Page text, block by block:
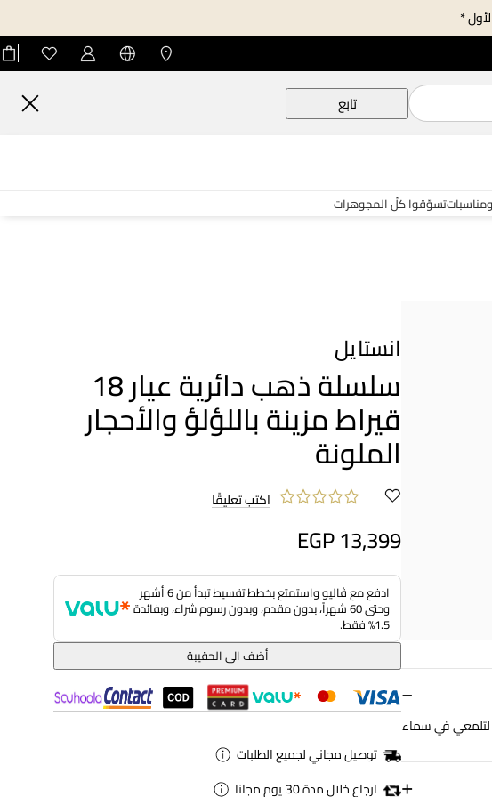
تابع
تسوّقوا كلّ المجوهرات
−
قلادة رائعة من اللؤلؤ لتلمعي في سماء
+
انستايل
سلسلة ذهب دائرية عيار 18
قيراط مزينة باللؤلؤ والأحجار
الملونة
اكتب تعليقًا
EGP 13,399
ادفع مع ڤاليو واستمتع بخطط تقسيط تبدأ من 6 أشهر
وحتى 60 شهراً، بدون مقدم، وبدون رسوم شراء، وبفائدة
1.5% فقط.
أضف الى الحقيبة
توصيل مجاني لجميع الطلبات
ارجاع خلال مدة 30 يوم مجانا